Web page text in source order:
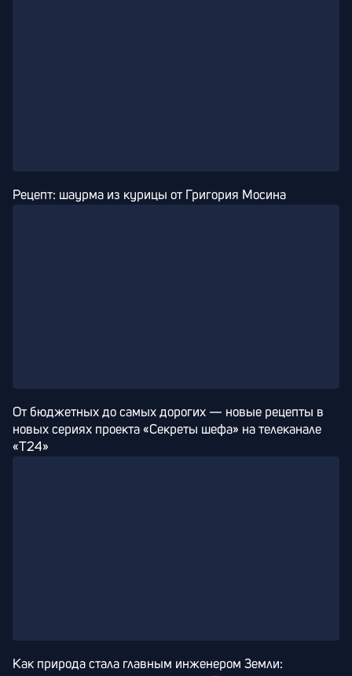
Рецепт: шаурма из курицы от Григория Мосина
От бюджетных до самых дорогих — новые рецепты в
новых сериях проекта «Секреты шефа» на телеканале
«Т24»
Как природа стала главным инженером Земли: